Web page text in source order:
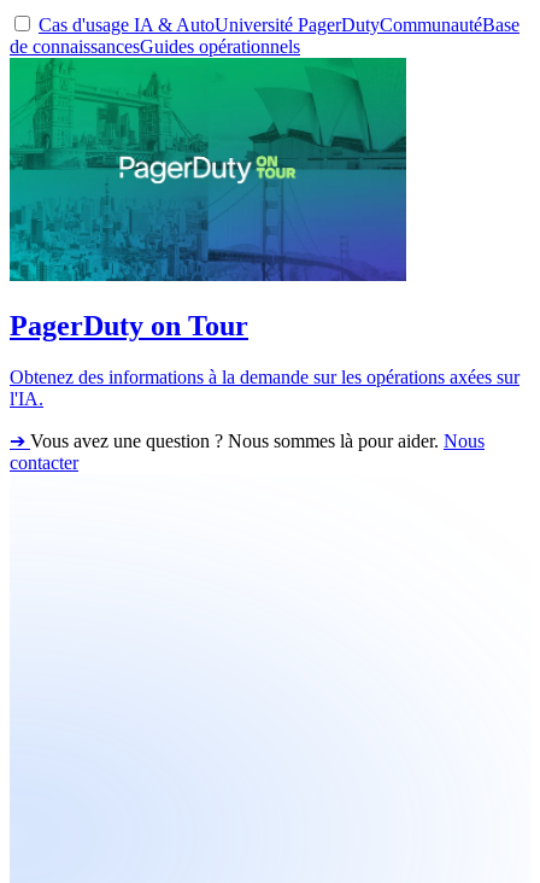
Cas d'usage IA & AutoUniversité PagerDutyCommunautéBase
de connaissancesGuides opérationnels
PagerDuty on Tour
Obtenez des informations à la demande sur les opérations axées sur
l'IA.
➔ Vous avez une question ? Nous sommes là pour aider. Nous
contacter